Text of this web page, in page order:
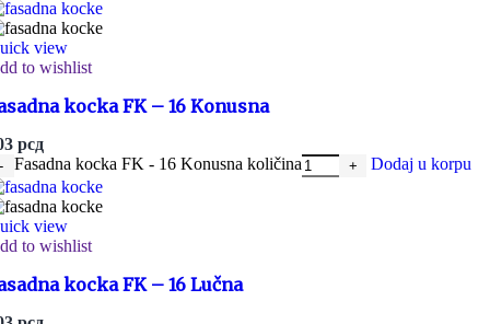
view
to wishlist
kocka FK – 16 Konusna
рсд
Fasadna kocka FK - 16 Konusna količina
Dodaj u korpu
view
to wishlist
kocka FK – 16 Lučna